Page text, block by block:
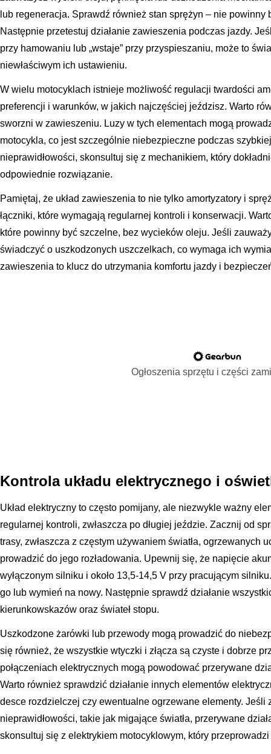
lub regeneracja. Sprawdź również stan sprężyn – nie powinny
Następnie przetestuj działanie zawieszenia podczas jazdy.
przy hamowaniu lub „wstaje” przy przyspieszaniu, może to
niewłaściwym ich ustawieniu.
W wielu motocyklach istnieje możliwość regulacji twardości
preferencji i warunków, w jakich najczęściej jeździsz. Warto
sworzni w zawieszeniu. Luzy w tych elementach mogą
motocykla, co jest szczególnie niebezpieczne podczas
nieprawidłowości, skonsultuj się z mechanikiem, który
odpowiednie rozwiązanie.
Pamiętaj, że układ zawieszenia to nie tylko amortyzatory i
łączniki, które wymagają regularnej kontroli i konserwacji.
które powinny być szczelne, bez wycieków oleju. Jeśli
świadczyć o uszkodzonych uszczelkach, co wymaga ich
zawieszenia to klucz do utrzymania komfortu jazdy i
Ogłoszenia sprzętu i części
Kontrola układu elektrycznego i
Układ elektryczny to często pomijany, ale niezwykle ważny
regularnej kontroli, zwłaszcza po długiej jeździe. Zacznij od
trasy, zwłaszcza z częstym używaniem światła, ogrzewanych
prowadzić do jego rozładowania. Upewnij się, że napięcie
wyłączonym silniku i około 13,5-14,5 V przy pracującym
go lub wymień na nowy. Następnie sprawdź działanie
kierunkowskazów oraz świateł stopu.
Uszkodzone żarówki lub przewody mogą prowadzić do
się również, że wszystkie wtyczki i złącza są czyste i dobrze
połączeniach elektrycznych mogą powodować przerywane
Warto również sprawdzić działanie innych elementów
desce rozdzielczej czy ewentualne ogrzewane elementy. Jeśli
nieprawidłowości, takie jak migające światła, przerywane
skonsultuj się z elektrykiem motocyklowym, który